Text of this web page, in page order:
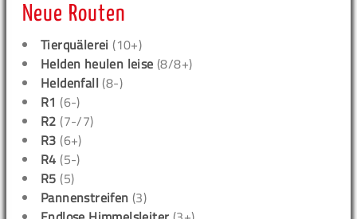
Neue Routen
Tierquälerei (10+)
Helden heulen leise (8/8+)
Heldenfall (8-)
R1 (6-)
R2 (7-/7)
R3 (6+)
R4 (5-)
R5 (5)
Pannenstreifen (3)